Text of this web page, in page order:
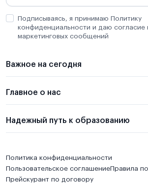
Подписываясь, я принимаю Политику
конфиденциальности и даю согласие
маркетинговых сообщений
Важное на сегодня
Главное о нас
Надежный путь к образованию
Политика конфиденциальности
Пользовательское соглашениеПравила
Прейскурант по договору